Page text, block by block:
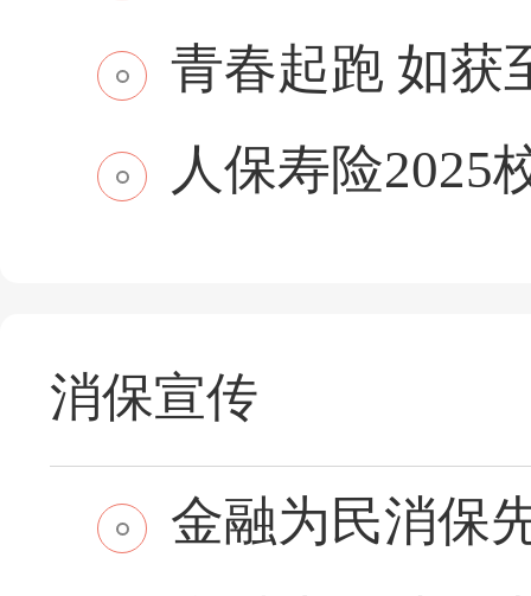
青春起跑 如获
人保寿险2025
消保宣传
金融为民消保